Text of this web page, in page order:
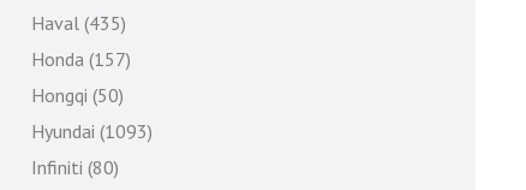
Haval (435)
Honda (157)
Hongqi (50)
Hyundai (1093)
Infiniti (80)